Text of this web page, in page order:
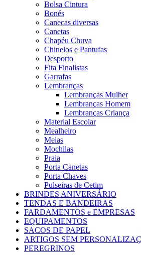
Bolsa Cintura
Bonés
Canecas diversas
Canetas
Chapéu Chuva
Chinelos e Pantufas
Desporto
Fita Finalistas
Garrafas
Lembranças
Lembranças Mulher
Lembranças Homem
Lembranças Criança
Material Escolar
Mealheiro
Meias
Mochilas
Praia
Porta Canetas
Porta Chaves
Pulseiras de Cetim
BRINDES ANIVERSÁRIO
TENDAS E BANDEIRAS
FARDAMENTOS e EMPRESAS
EQUIPAMENTOS
SACOS DE PAPEL
ARTIGOS SEM
PEREGRINOS